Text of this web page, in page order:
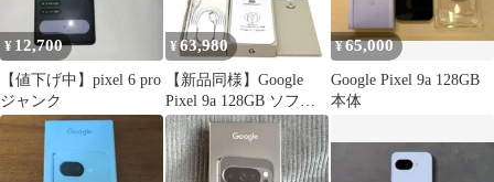
¥ 12,700
【値下げ中】pixel 6 pro
ジャンク
¥63,980
【新品同様】Google
Pixel 9a 128GB ソフト
バンク SIMフリー
Obsidian 6.3インチ 付属
品あり 白ロム スマホ本
¥65,000
Google Pixel 9a 128GB
本体